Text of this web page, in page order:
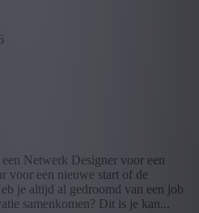
Netwerk Designer voor een
voor een nieuwe start of de
je altijd al gedroomd van een job
samenkomen? Dit is je kan...